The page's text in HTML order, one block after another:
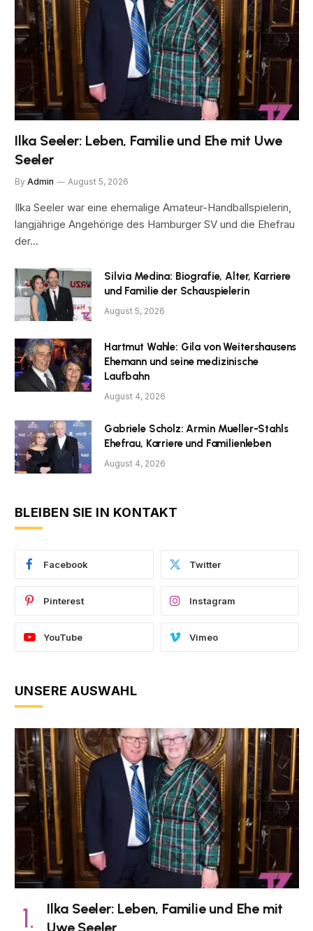
Ilka Seeler: Leben, Familie und Ehe mit Uwe
Seeler
By Admin August 5, 2026
Ilka Seeler war eine ehemalige Amateur-Handballspielerin,
langjährige Angehörige des Hamburger SV und die Ehefrau
der…
Silvia Medina: Biografie, Alter, Karriere
und Familie der Schauspielerin
August 5, 2026
Hartmut Wahle: Gila von Weitershausens
Ehemann und seine medizinische
Laufbahn
August 4, 2026
Gabriele Scholz: Armin Mueller-Stahls
Ehefrau, Karriere und Familienleben
August 4, 2026
BLEIBEN SIE IN KONTAKT
Facebook Twitter
Pinterest Instagram
YouTube Vimeo
UNSERE AUSWAHL
Ilka Seeler: Leben, Familie und Ehe mit